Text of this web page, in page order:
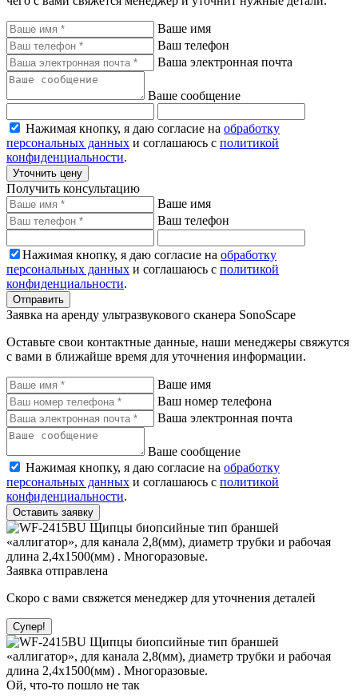
Ваше имя
Ваш телефон
Ваша электронная почта
Ваше сообщение
Нажимая кнопку, я даю согласие на обработку
персональных данных и соглашаюсь с политикой
конфиденциальности.
Уточнить цену
Получить консультацию
Ваше имя
Ваш телефон
Нажимая кнопку, я даю согласие на обработку
персональных данных и соглашаюсь с политикой
конфиденциальности.
Отправить
Заявка на аренду ультразвукового сканера SonoScape
Оставьте свои контактные данные, наши менеджеры свяжутся
с вами в ближайше время для уточнения информации.
Ваше имя
Ваш номер телефона
Ваша электронная почта
Ваше сообщение
Нажимая кнопку, я даю согласие на обработку
персональных данных и соглашаюсь с политикой
конфиденциальности.
Оставить заявку
Заявка отправлена
Скоро с вами свяжется менеджер для уточнения деталей
Супер!
Ой, что-то пошло не так